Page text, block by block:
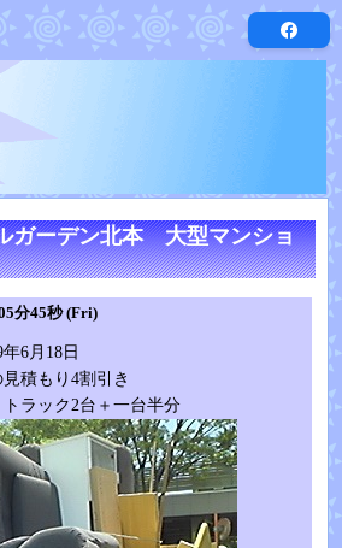
ガーデン北本 大型マンショ
分45秒 (Fri)
6月18日
積もり4割引き
ック2台＋一台半分